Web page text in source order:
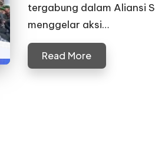
tergabung dalam Aliansi
menggelar aksi…
Read More